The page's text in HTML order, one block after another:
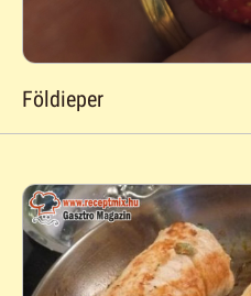
Földieper